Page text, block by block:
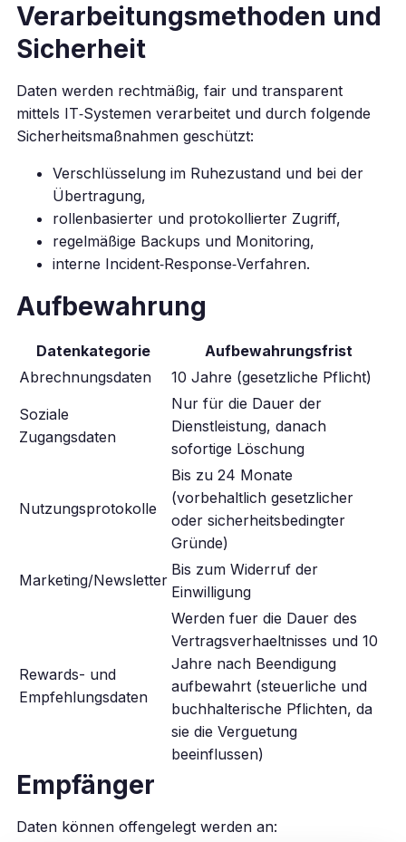
Verarbeitungsmethoden und
Sicherheit
Daten werden rechtmäßig, fair und transparent
mittels IT‑Systemen verarbeitet und durch folgende
Sicherheitsmaßnahmen geschützt:
Verschlüsselung im Ruhezustand und bei der
Übertragung,
rollenbasierter und protokollierter Zugriff,
regelmäßige Backups und Monitoring,
interne Incident‑Response‑Verfahren.
Aufbewahrung
Datenkategorie
Aufbewahrungsfrist
Abrechnungsdaten
10 Jahre (gesetzliche Pflicht)
Soziale
Zugangsdaten
Nur für die Dauer der
Dienstleistung, danach
sofortige Löschung
Nutzungsprotokolle
Bis zu 24 Monate
(vorbehaltlich gesetzlicher
oder sicherheitsbedingter
Gründe)
Marketing/Newsletter
Bis zum Widerruf der
Einwilligung
Rewards- und
Empfehlungsdaten
Werden fuer die Dauer des
Vertragsverhaeltnisses und 10
Jahre nach Beendigung
aufbewahrt (steuerliche und
buchhalterische Pflichten, da
sie die Verguetung
beeinflussen)
Empfänger
Daten können offengelegt werden an: